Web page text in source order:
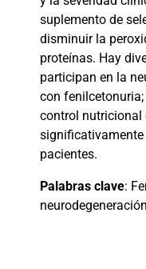
suplemento de
disminuir la
proteínas. Hay
participan en la
con
control nutricional
pacientes.
Palabras clave: